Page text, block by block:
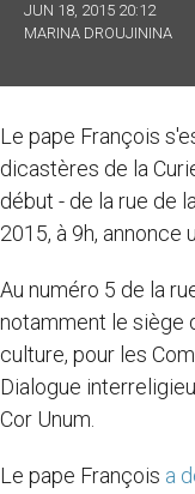
JUN 18, 2015 20:12
MARINA DROUJININA
Le pape François
dicastères de la
début - de la rue de
2015, à 9h, annonce
Au numéro 5 de la
notamment le siège
culture, pour les
Dialogue
Cor Unum.
Le pape François a